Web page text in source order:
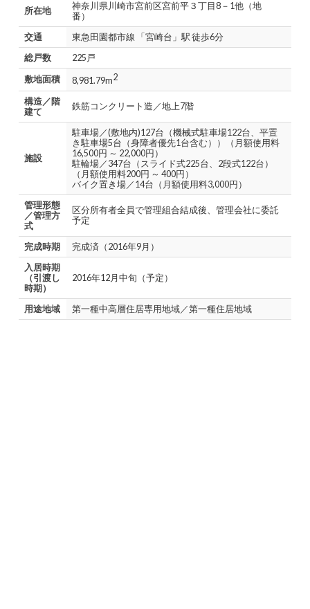
所在地
神奈川県川崎市宮前区宮前平３丁目8－1他（地
番）
交通
東急田園都市線 「宮崎台」駅 徒歩6分
総戸数
225戸
敷地面積 8,981.79m2
構造／階
建て
鉄筋コンクリート造／地上7階
施設
駐車場／(敷地内)127台（機械式駐車場122台、平置
き駐車場5台（身障者優先1台含む））（月額使用料
16,500円 ～ 22,000円）
駐輪場／347台（スライド式225台、2段式122台）
（月額使用料200円 ～ 400円）
バイク置き場／14台（月額使用料3,000円）
管理形態
／管理方
式
区分所有者全員で管理組合結成後、管理会社に委託
予定
完成時期
完成済（2016年9月）
入居時期
（引渡し
時期）
2016年12月中旬（予定）
用途地域 第一種中高層住居専用地域／第一種住居地域